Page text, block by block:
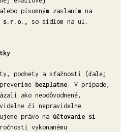
alebo písomným zaslaním na
s.r.o., so sídlom na ul.
podnety a sťažnosti (ďalej
bezplatne . V prípade,
ako neodôvodnené,
či nepravidelne
právo na účtovanie si
vykonanému